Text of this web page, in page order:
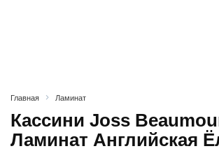
Главная Ламинат
Кассини Joss
Ламинат Английская